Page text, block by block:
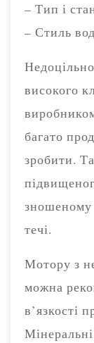
– Тип і
– Стиль
високого
багато
зробити.
зношеному
течі.
Мотору з
можна
в’язкості